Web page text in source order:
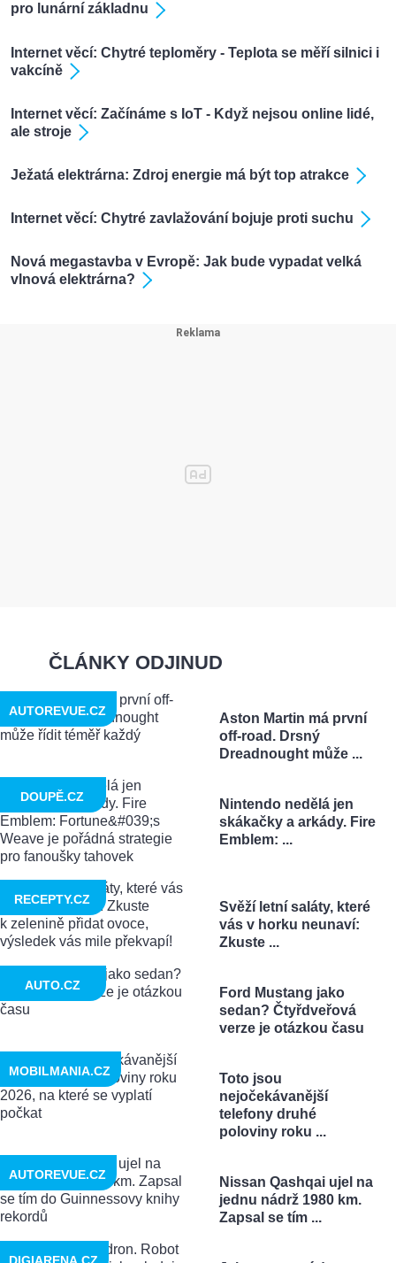
pro lunární základnu
Internet věcí: Chytré teploměry - Teplota se měří silnici i
vakcíně
Internet věcí: Začínáme s IoT - Když nejsou online lidé,
ale stroje
Ježatá elektrárna: Zdroj energie má být top atrakce
Internet věcí: Chytré zavlažování bojuje proti suchu
Nová megastavba v Evropě: Jak bude vypadat velká
vlnová elektrárna?
ČLÁNKY ODJINUD
Aston Martin má první
off-road. Drsný
Dreadnought může ...
AUTOREVUE.CZ
Nintendo nedělá jen
skákačky a arkády. Fire
Emblem: ...
DOUPĚ.CZ
Svěží letní saláty, které
vás v horku neunaví:
Zkuste ...
RECEPTY.CZ
Ford Mustang jako
sedan? Čtyřdveřová
verze je otázkou času
AUTO.CZ
Toto jsou
nejočekávanější
telefony druhé
poloviny roku ...
MOBILMANIA.CZ
Nissan Qashqai ujel na
jednu nádrž 1980 km.
Zapsal se tím ...
AUTOREVUE.CZ